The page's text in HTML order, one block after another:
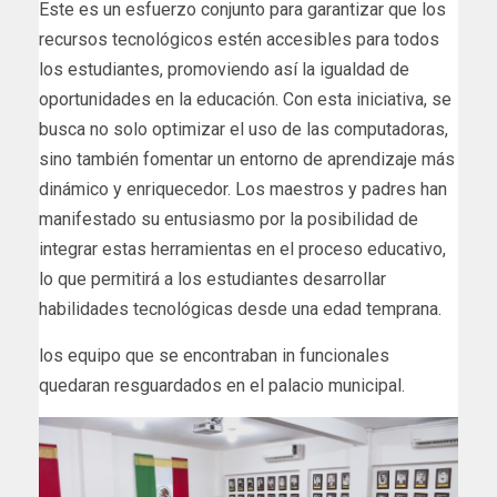
Este es un esfuerzo conjunto para garantizar que los
recursos tecnológicos estén accesibles para todos
los estudiantes, promoviendo así la igualdad de
oportunidades en la educación. Con esta iniciativa, se
busca no solo optimizar el uso de las computadoras,
sino también fomentar un entorno de aprendizaje más
dinámico y enriquecedor. Los maestros y padres han
manifestado su entusiasmo por la posibilidad de
integrar estas herramientas en el proceso educativo,
lo que permitirá a los estudiantes desarrollar
habilidades tecnológicas desde una edad temprana.
los equipo que se encontraban in funcionales
quedaran resguardados en el palacio municipal.